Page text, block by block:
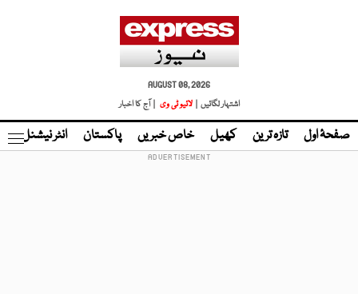
AUGUST 08, 2026
اشتہار لگائیں |
لائیو ٹی وی | آج کا اخبار
صفحۂ اول تازہ ترین کھیل خاص خبریں پاکستان انٹر نیشنل